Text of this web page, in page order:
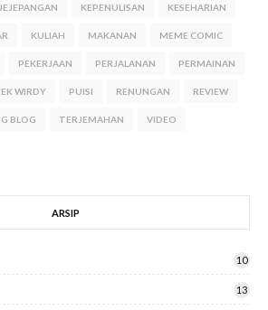
JEJEPANGAN KEPENULISAN KESEHARIAN
KULIAH MAKANAN MEME COMIC
PEKERJAAN PERJALANAN PERMAINAN
WIRDY PUISI RENUNGAN REVIEW
BLOG TERJEMAHAN VIDEO
ARSIP
10
13